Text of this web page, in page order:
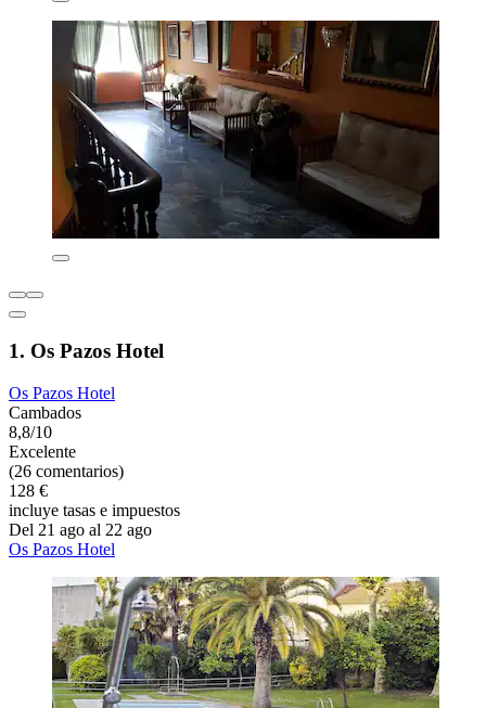
1. Os Pazos Hotel
Os Pazos Hotel
Cambados
8,8/10
Excelente
(26 comentarios)
128 €
incluye tasas e impuestos
Del 21 ago al 22 ago
Os Pazos Hotel